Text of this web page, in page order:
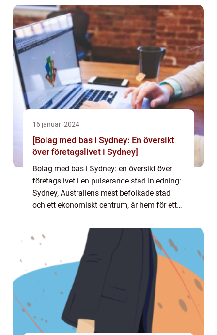
att ge en högkvalitativ och informativ art...
16 januari 2024
[Bolag med bas i Sydney: En översikt
över företagslivet i Sydney]
Bolag med bas i Sydney: en översikt över
företagslivet i en pulserande stad Inledning:
Sydney, Australiens mest befolkade stad
och ett ekonomiskt centrum, är hem för ett
Bolag med bas i Sydney har en stark nä...